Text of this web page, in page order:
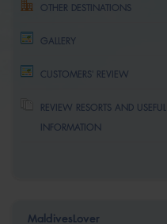
OTHER DESTINATIONS
GALLERY
CUSTOMERS' REVIEW
REVIEW RESORTS AND USEFUL
INFORMATION
MaldivesLover